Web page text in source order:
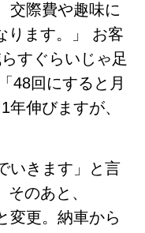
交際費や趣味に
ります。」 お客
すぐらいじゃ足
48回にすると月
伸びますが、
いきます」と言
のあと、
変更。納車から